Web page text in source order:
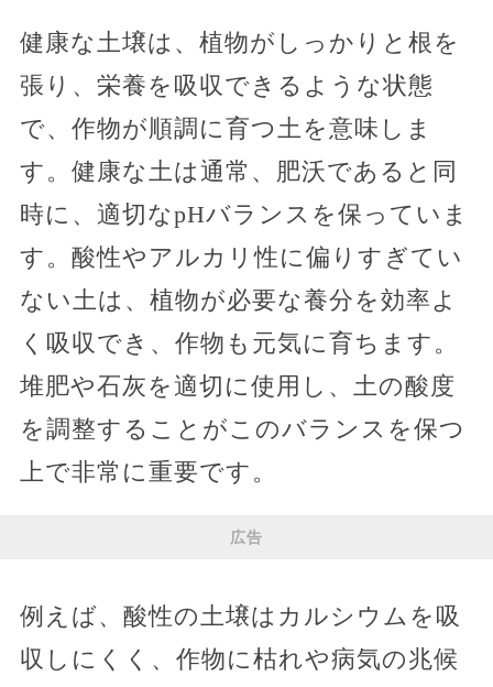
健康な土壌は、植物がしっかりと根を
張り、栄養を吸収できるような状態
で、作物が順調に育つ土を意味しま
す。健康な土は通常、肥沃であると同
時に、適切なpHバランスを保っていま
す。酸性やアルカリ性に偏りすぎてい
ない土は、植物が必要な養分を効率よ
く吸収でき、作物も元気に育ちます。
堆肥や石灰を適切に使用し、土の酸度
を調整することがこのバランスを保つ
上で非常に重要です。
広告
例えば、酸性の土壌はカルシウムを吸
収しにくく、作物に枯れや病気の兆候